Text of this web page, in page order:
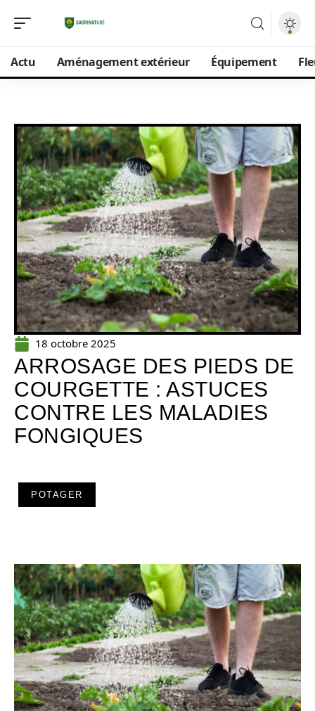
Actu Aménagement extérieur Équipement
18 octobre 2025
ARROSAGE DES PIEDS DE
COURGETTE : ASTUCES
CONTRE LES MALADIES
FONGIQUES
POTAGER